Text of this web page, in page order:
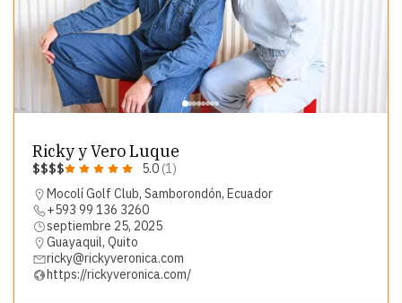
Ricky y Vero Luque
$$$$ 5.0 (1)
Mocolí Golf Club, Samborondón, Ecuador
+593 99 136 3260
septiembre 25, 2025
Guayaquil, Quito
ricky@rickyveronica.com
https://rickyveronica.com/